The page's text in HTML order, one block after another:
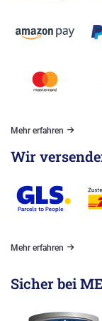
Mehr erfahren
Wir
Mehr erfahren
Sicher bei